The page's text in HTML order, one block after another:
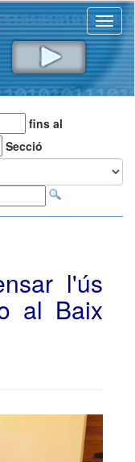
fins al
Secció
l'ús
al Baix